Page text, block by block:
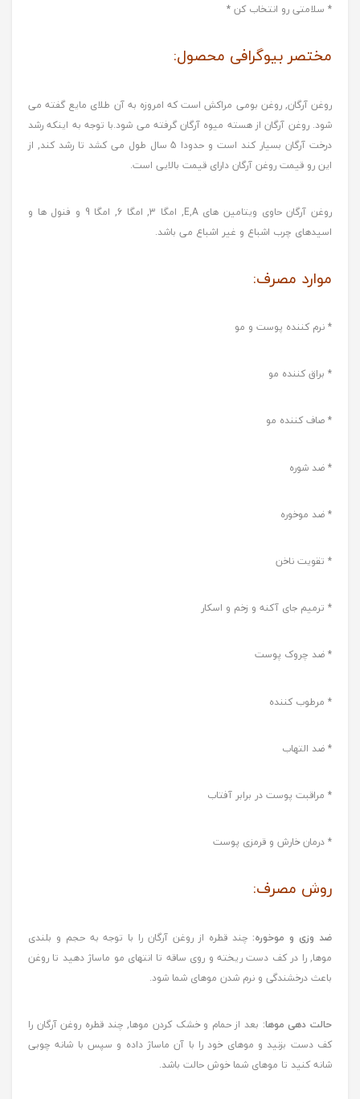
* سلامتی رو انتخاب کن *
مختصر بیوگرافی محصول:
روغن آرگان, روغن بومی مراکش است که امروزه به آن طلای مایع گفته می
شود. روغن آرگان از هسته میوه آرگان گرفته می شود.با توجه به اینکه رشد
درخت آرگان بسیار کند است و حدودا 5 سال طول می کشد تا رشد کند, از
این رو قیمت روغن آرگان دارای قیمت بالایی است.
روغن آرگان حاوی ویتامین های E,A, امگا 3, امگا 6, امگا 9 و فنول ها و
اسیدهای چرب اشباع و غیر اشباع می باشد.
موارد مصرف:
* نرم کننده پوست و مو
* براق کننده مو
* صاف کننده مو
* ضد شوره
* ضد موخوره
* تقویت ناخن
* ترمیم جای آکنه و زخم و اسکار
* ضد چروک پوست
* مرطوب کننده
* ضد التهاب
* مراقبت پوست در برابر آفتاب
* درمان خارش و قرمزی پوست
روش مصرف:
ضد وزی و موخوره: چند قطره از روغن آرگان را با توجه به حجم و بلندی
موها, را در کف دست ریخته و روی ساقه تا انتهای مو ماساژ دهید تا روغن
باعث درخشندگی و نرم شدن موهای شما شود.
حالت دهی موها: بعد از حمام و خشک کردن موها, چند قطره روغن آرگان را
کف دست بزنید و موهای خود را با آن ماساژ داده و سپس با شانه چوبی
شانه کنید تا موهای شما خوش حالت باشد.